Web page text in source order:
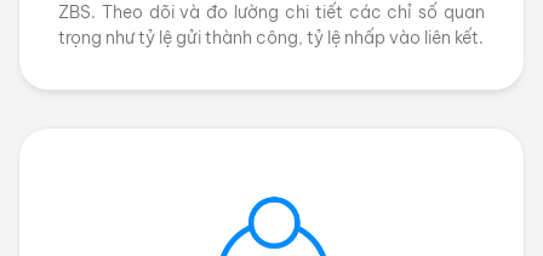
ZBS. Theo dõi và đo lường chi tiết các chỉ số quan
trọng như tỷ lệ gửi thành công, tỷ lệ nhấp vào liên kết.